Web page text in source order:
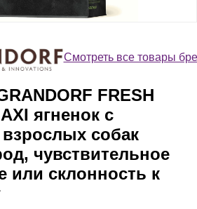
Смотреть все товары
FRESH
ягненок с
собак
чувствительное
или склонность к